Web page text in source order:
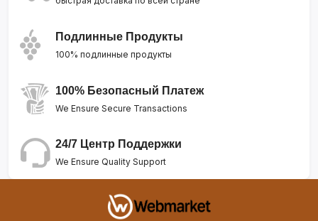
Подлинные Продукты
100% подлинные продукты
100% Безопасный Платеж
We Ensure Secure Transactions
24/7 Центр Поддержки
We Ensure Quality Support